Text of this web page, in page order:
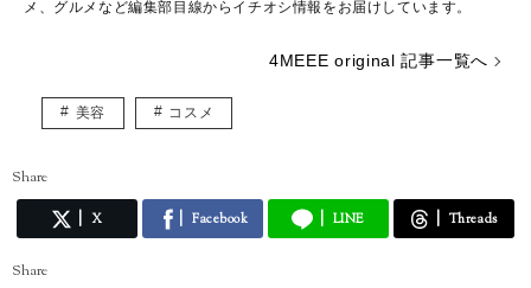
メ、グルメなど編集部目線からイチオシ情報をお届けしています。
4MEEE original 記事一覧へ
美容 コスメ
Share
X Facebook LINE Threads
Share